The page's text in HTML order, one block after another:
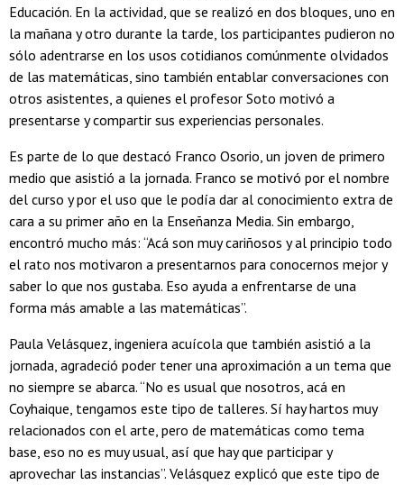
Educación. En la actividad, que se realizó en dos bloques, uno en
la mañana y otro durante la tarde, los participantes pudieron no
sólo adentrarse en los usos cotidianos comúnmente olvidados
de las matemáticas, sino también entablar conversaciones con
otros asistentes, a quienes el profesor Soto motivó a
presentarse y compartir sus experiencias personales.
Es parte de lo que destacó Franco Osorio, un joven de primero
medio que asistió a la jornada. Franco se motivó por el nombre
del curso y por el uso que le podía dar al conocimiento extra de
cara a su primer año en la Enseñanza Media. Sin embargo,
encontró mucho más: “Acá son muy cariñosos y al principio todo
el rato nos motivaron a presentarnos para conocernos mejor y
saber lo que nos gustaba. Eso ayuda a enfrentarse de una
forma más amable a las matemáticas”.
Paula Velásquez, ingeniera acuícola que también asistió a la
jornada, agradeció poder tener una aproximación a un tema que
no siempre se abarca. “No es usual que nosotros, acá en
Coyhaique, tengamos este tipo de talleres. Sí hay hartos muy
relacionados con el arte, pero de matemáticas como tema
base, eso no es muy usual, así que hay que participar y
aprovechar las instancias”. Velásquez explicó que este tipo de